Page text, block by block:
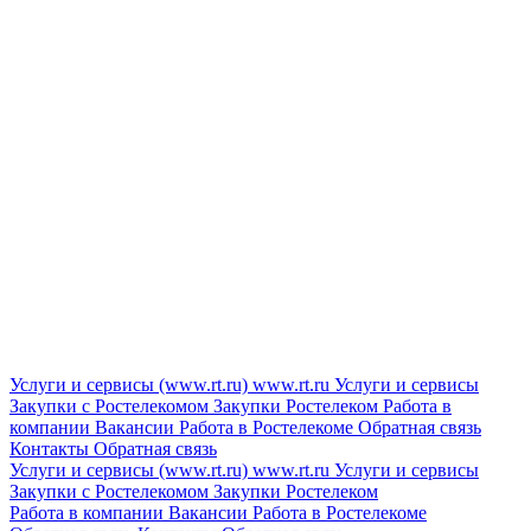
Услуги и сервисы (www.rt.ru) www.rt.ru Услуги и сервисы
Закупки с Ростелекомом Закупки Ростелеком Работа в
компании Вакансии Работа в Ростелекоме Обратная связь
Контакты Обратная связь
Услуги и сервисы (www.rt.ru) www.rt.ru Услуги и сервисы
Закупки с Ростелекомом Закупки Ростелеком
Работа в компании Вакансии Работа в Ростелекоме